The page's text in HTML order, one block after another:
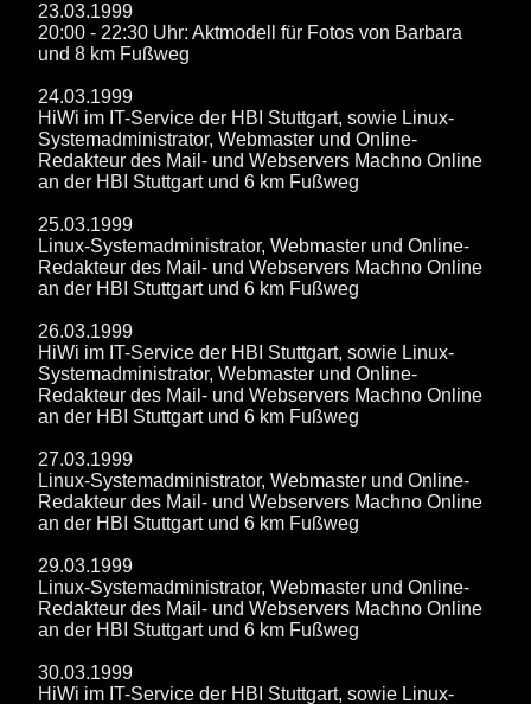
23.03.1999
20:00 - 22:30 Uhr: Aktmodell für Fotos von Barbara
und 8 km Fußweg
24.03.1999
HiWi im IT-Service der HBI Stuttgart, sowie Linux-
Systemadministrator, Webmaster und Online-
Redakteur des Mail- und Webservers Machno Online
an der HBI Stuttgart und 6 km Fußweg
25.03.1999
Linux-Systemadministrator, Webmaster und Online-
Redakteur des Mail- und Webservers Machno Online
an der HBI Stuttgart und 6 km Fußweg
26.03.1999
HiWi im IT-Service der HBI Stuttgart, sowie Linux-
Systemadministrator, Webmaster und Online-
Redakteur des Mail- und Webservers Machno Online
an der HBI Stuttgart und 6 km Fußweg
27.03.1999
Linux-Systemadministrator, Webmaster und Online-
Redakteur des Mail- und Webservers Machno Online
an der HBI Stuttgart und 6 km Fußweg
29.03.1999
Linux-Systemadministrator, Webmaster und Online-
Redakteur des Mail- und Webservers Machno Online
an der HBI Stuttgart und 6 km Fußweg
30.03.1999
HiWi im IT-Service der HBI Stuttgart, sowie Linux-